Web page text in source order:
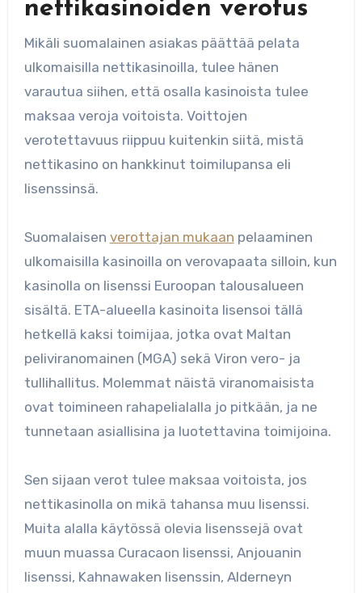
nettikasinoiden verotus
Mikäli suomalainen asiakas päättää pelata
ulkomaisilla nettikasinoilla, tulee hänen
varautua siihen, että osalla kasinoista tulee
maksaa veroja voitoista. Voittojen
verotettavuus riippuu kuitenkin siitä, mistä
nettikasino on hankkinut toimilupansa eli
lisenssinsä.
Suomalaisen verottajan mukaan pelaaminen
ulkomaisilla kasinoilla on verovapaata silloin, kun
kasinolla on lisenssi Euroopan talousalueen
sisältä. ETA-alueella kasinoita lisensoi tällä
hetkellä kaksi toimijaa, jotka ovat Maltan
peliviranomainen (MGA) sekä Viron vero- ja
tullihallitus. Molemmat näistä viranomaisista
ovat toimineen rahapelialalla jo pitkään, ja ne
tunnetaan asiallisina ja luotettavina toimijoina.
Sen sijaan verot tulee maksaa voitoista, jos
nettikasinolla on mikä tahansa muu lisenssi.
Muita alalla käytössä olevia lisenssejä ovat
muun muassa Curacaon lisenssi, Anjouanin
lisenssi, Kahnawaken lisenssin, Alderneyn